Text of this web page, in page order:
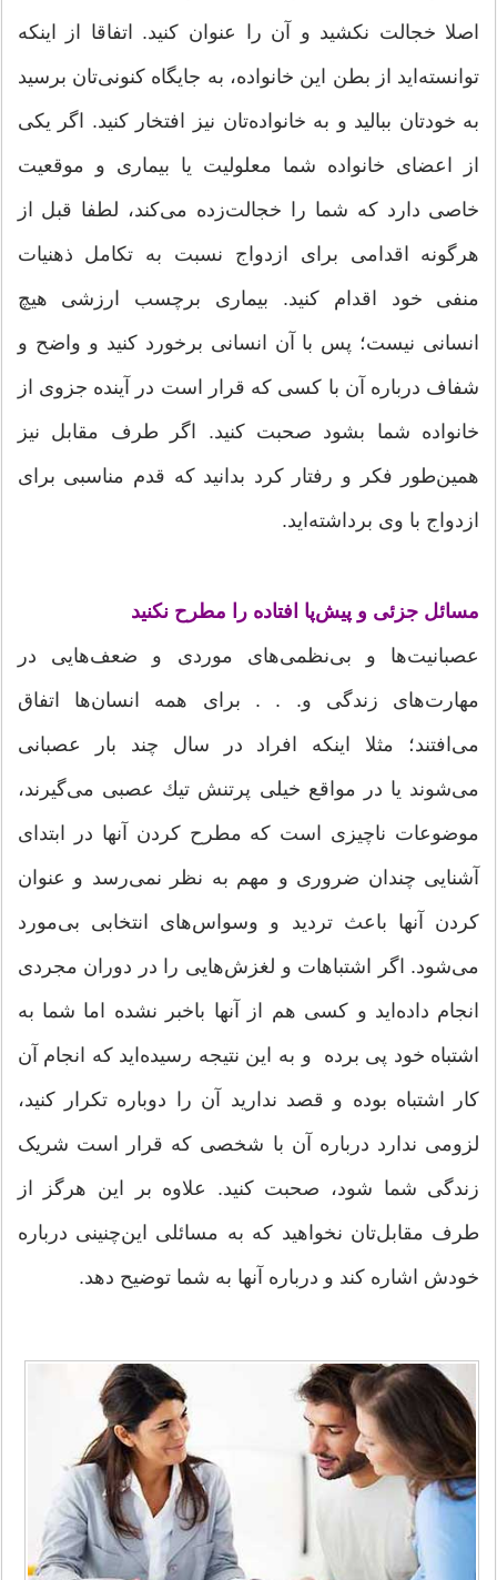
اصلا خجالت نكشید و آن را عنوان كنید. اتفاقا از اینكه
توانسته‌اید از بطن این خانواده، به جایگاه كنونی‌تان برسید
به خودتان ببالید و به خانواده‌تان نیز افتخار كنید. اگر یكی
از اعضای خانواده‌ شما معلولیت یا بیماری و موقعیت
خاصی دارد كه شما را خجالت‌زده می‌كند، لطفا قبل از
هرگونه اقدامی برای ازدواج نسبت به تكامل ذهنیات
منفی خود اقدام كنید. بیماری برچسب ارزشی هیچ
انسانی نیست؛ پس با آن انسانی برخورد كنید و واضح و
شفاف درباره آن با كسی كه قرار است در آینده جزوی از
خانواده شما بشود صحبت كنید. اگر طرف مقابل نیز
همین‌طور فكر و رفتار كرد بدانید كه قدم مناسبی برای
ازدواج با وی برداشته‌اید.
مسائل جزئی و پیش‌پا افتاده را مطرح نكنید
عصبانیت‌ها و بی‌نظمی‌های موردی و ضعف‌هایی در
مهارت‌های زندگی و. . . برای همه انسان‌ها اتفاق
می‌افتند؛ مثلا اینکه افراد در سال چند بار عصبانی
می‌شوند یا در مواقع خیلی پرتنش تیك عصبی می‌گیرند،
موضوعات ناچیزی است كه مطرح كردن آنها در ابتدای
آشنایی چندان ضروری و مهم به نظر نمی‌رسد و عنوان
کردن آنها باعث تردید و وسواس‌های انتخابی بی‌مورد
می‌شود. اگر اشتباهات و لغزش‌هایی را در دوران مجردی
انجام داده‌اید و كسی هم از آنها باخبر نشده اما شما به
اشتباه خود پی برده و به این نتیجه رسیده‌اید كه انجام آن
كار اشتباه بوده و قصد ندارید آن را دوباره تكرار كنید،
لزومی ندارد درباره آن با شخصی كه قرار است شریک
زندگی شما شود، صحبت كنید. علاوه بر این هرگز از
طرف مقابل‌تان نخواهید كه به مسائلی این‌چنینی درباره
خودش اشاره كند و درباره آنها به شما توضیح دهد.